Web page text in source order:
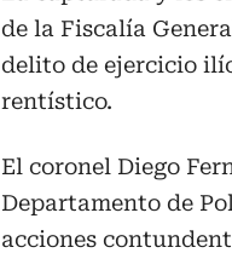
de la Fiscalía
delito de ejercicio
rentístico.
El coronel Diego
Departamento de
acciones